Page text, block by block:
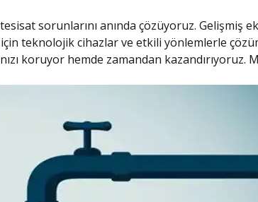
sorunlarını anında çözüyoruz.
için teknolojik cihazlar ve etkili yönlemlerle
koruyor hemde zamandan kazandırıyoruz.